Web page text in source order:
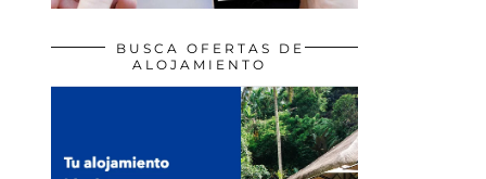
BUSCA OFERTAS DE
ALOJAMIENTO